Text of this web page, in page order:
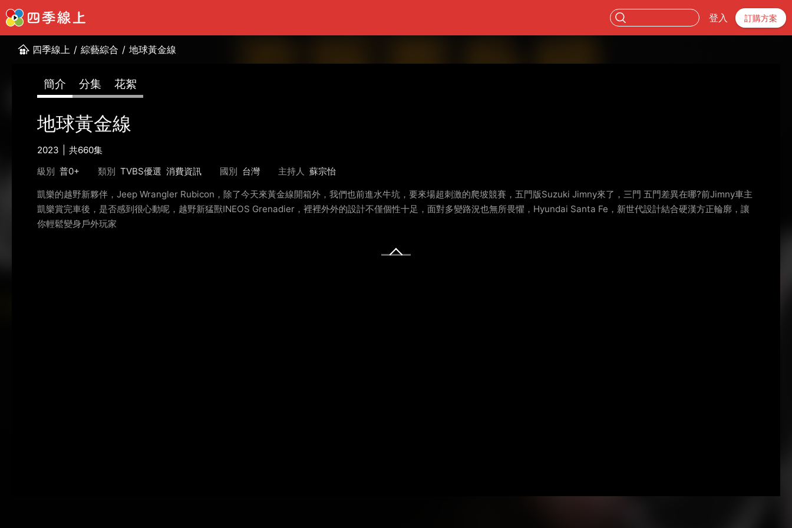
登入 訂購方案
四季線上 / 綜藝綜合 / 地球黃金線
簡介 分集 花絮
地球黃金線
2023
共660集
級別 普0+ 類別 TVBS優選 消費資訊 國別 台灣 主持人 蘇宗怡
凱樂的越野新夥伴，Jeep Wrangler Rubicon，除了今天來黃金線開箱外，我們也前進水牛坑，要來場超刺激的爬坡競賽，五門版Suzuki Jimny來了，三門 五門差異在哪?前Jimny車主
凱樂賞完車後，是否感到很心動呢，越野新猛獸INEOS Grenadier，裡裡外外的設計不僅個性十足，面對多變路況也無所畏懼，Hyundai Santa Fe，新世代設計結合硬漢方正輪廓，讓
你輕鬆變身戶外玩家